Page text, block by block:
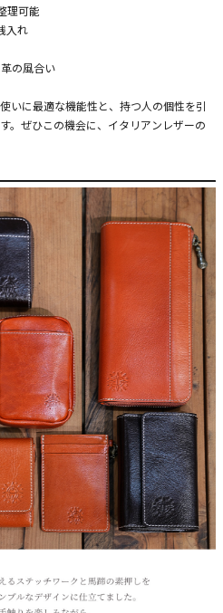
理可能
入れ
の風合い
いに最適な機能性と、持つ人の個性を引
。ぜひこの機会に、イタリアンレザーの